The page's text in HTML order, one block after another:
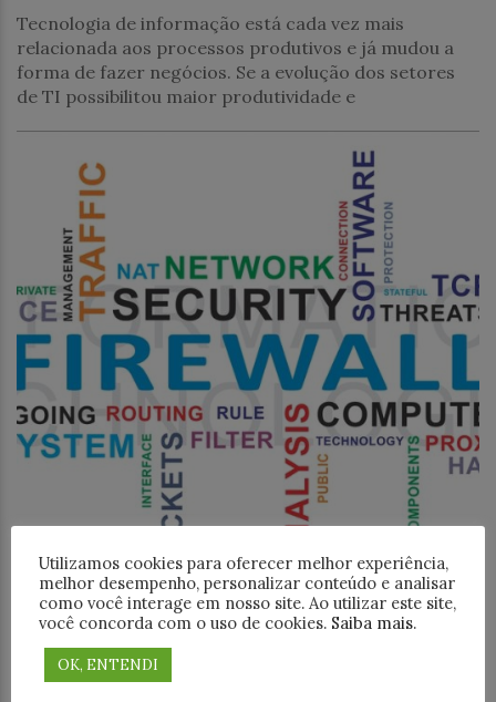
Tecnologia de informação está cada vez mais
relacionada aos processos produtivos e já mudou a
forma de fazer negócios. Se a evolução dos setores
de TI possibilitou maior produtividade e
Infraestrutura TI
Descubra o pfSense: a solução
opensource de firewall mais popular
do mundo
Utilizamos cookies para oferecer melhor experiência,
melhor desempenho, personalizar conteúdo e analisar
como você interage em nosso site. Ao utilizar este site,
você concorda com o uso de cookies. Saiba mais.
OK, ENTENDI